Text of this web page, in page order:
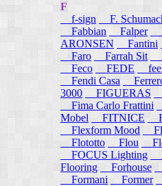
F
f-sign
F.
Fabbian
Falper
ARONSEN
Fantini
Faro
Farrah Sit
Feco
FEDE
Fendi Casa
3000
FIGUERAS
Fima Carlo Frattini
Mobel
FITNICE
Flexform Mood
Flototto
Flou
FOCUS Lighting
Flooring
Forhouse
Formani
Former